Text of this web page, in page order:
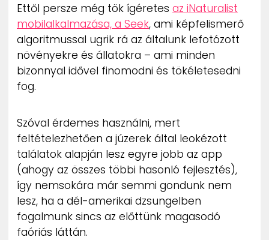
Ettől persze még tök ígéretes az iNaturalist
mobilalkalmazása, a Seek, ami képfelismerő
algoritmussal ugrik rá az általunk lefotózott
növényekre és állatokra – ami minden
bizonnyal idővel finomodni és tökéletesedni
fog.
Szóval érdemes használni, mert
feltételezhetően a júzerek által leokézott
találatok alapján lesz egyre jobb az app
(ahogy az összes többi hasonló fejlesztés),
így nemsokára már semmi gondunk nem
lesz, ha a dél-amerikai dzsungelben
fogalmunk sincs az előttünk magasodó
faóriás láttán.